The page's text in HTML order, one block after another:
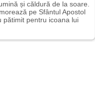
și căldură de la soare.
pe Sfântul Apostol
pătimit pentru icoana lui